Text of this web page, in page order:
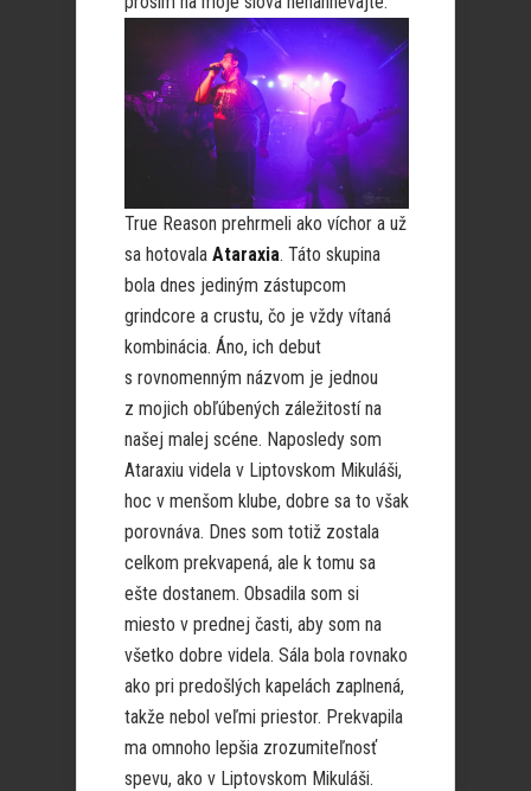
True Reason prehrmeli ako víchor a už
sa hotovala Ataraxia. Táto skupina
bola dnes jediným zástupcom
grindcore a crustu, čo je vždy vítaná
kombinácia. Áno, ich debut
s rovnomenným názvom je jednou
z mojich obľúbených záležitostí na
našej malej scéne. Naposledy som
Ataraxiu videla v Liptovskom Mikuláši,
hoc v menšom klube, dobre sa to však
porovnáva. Dnes som totiž zostala
celkom prekvapená, ale k tomu sa
ešte dostanem. Obsadila som si
miesto v prednej časti, aby som na
všetko dobre videla. Sála bola rovnako
ako pri predošlých kapelách zaplnená,
takže nebol veľmi priestor. Prekvapila
ma omnoho lepšia zrozumiteľnosť
spevu, ako v Liptovskom Mikuláši.